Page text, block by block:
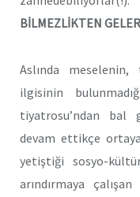
BİLMEZLİKTEN
Aslında
ilgisinin
tiyatrosu’ndan bal
devam ettikçe
yetiştiği sosyo-
arındırmaya